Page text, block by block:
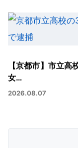
【京都市】市立
女…
2026.08.07